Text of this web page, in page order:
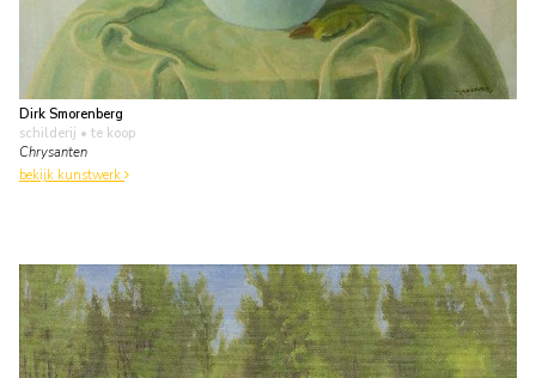
Dirk Smorenberg
schilderij • te koop
Chrysanten
bekijk kunstwerk